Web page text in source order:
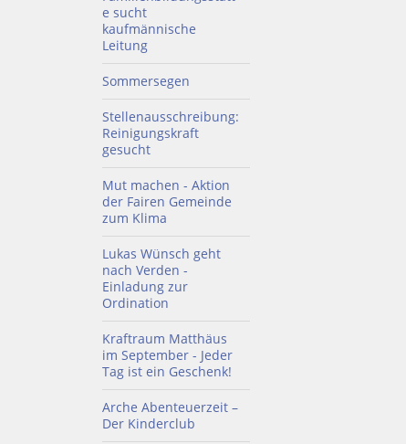
e sucht
kaufmännische
Leitung
Sommersegen
Stellenausschreibung:
Reinigungskraft
gesucht
Mut machen - Aktion
der Fairen Gemeinde
zum Klima
Lukas Wünsch geht
nach Verden -
Einladung zur
Ordination
Kraftraum Matthäus
im September - Jeder
Tag ist ein Geschenk!
Arche Abenteuerzeit –
Der Kinderclub